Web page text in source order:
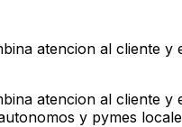
atencion al cliente
atencion al cliente
y pymes